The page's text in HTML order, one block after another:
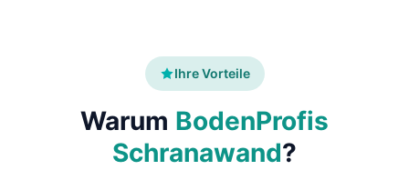
Ihre Vorteile
Warum BodenProfis
Schranawand?